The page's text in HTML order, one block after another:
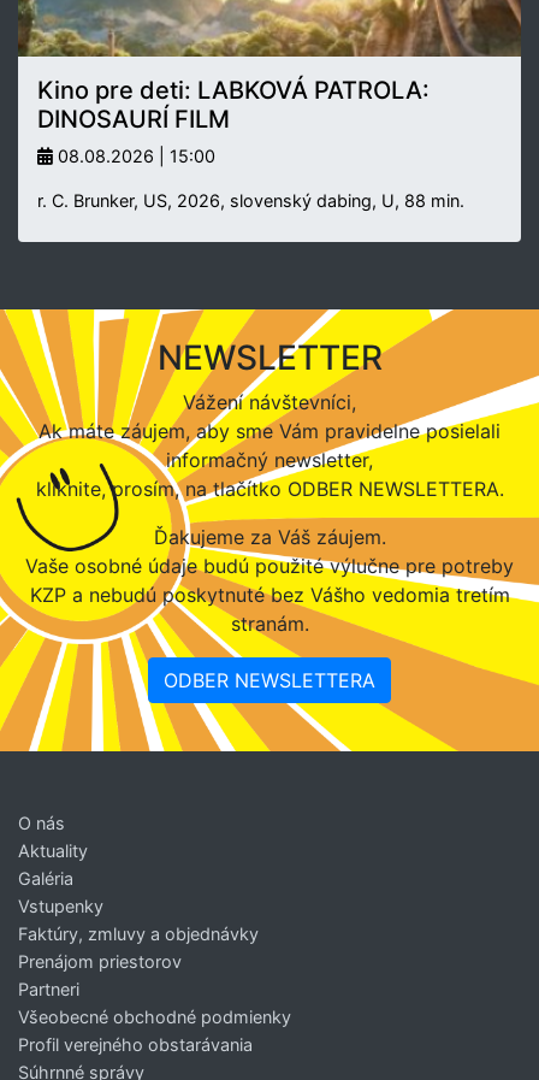
Kino pre deti: LABKOVÁ PATROLA:
DINOSAURÍ FILM
08.08.2026 | 15:00
r. C. Brunker, US, 2026, slovenský dabing, U, 88 min.
NEWSLETTER
Vážení návštevníci,
Ak máte záujem, aby sme Vám pravidelne posielali
informačný newsletter,
kliknite, prosím, na tlačítko ODBER NEWSLETTERA.
Ďakujeme za Váš záujem.
Vaše osobné údaje budú použité výlučne pre potreby
KZP a nebudú poskytnuté bez Vášho vedomia tretím
stranám.
ODBER NEWSLETTERA
O nás
Aktuality
Galéria
Vstupenky
Faktúry, zmluvy a objednávky
Prenájom priestorov
Partneri
Všeobecné obchodné podmienky
Profil verejného obstarávania
Súhrnné správy